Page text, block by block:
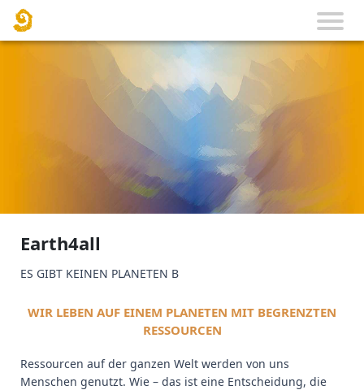
Earth4all
ES GIBT KEINEN PLANETEN B
WIR LEBEN AUF EINEM PLANETEN MIT BEGRENZTEN
RESSOURCEN
Ressourcen auf der ganzen Welt werden von uns
Menschen genutzt. Wie – das ist eine Entscheidung, die